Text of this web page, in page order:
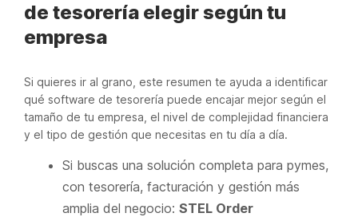
de tesorería elegir según tu
empresa
Si quieres ir al grano, este resumen te ayuda a identificar
qué software de tesorería puede encajar mejor según el
tamaño de tu empresa, el nivel de complejidad financiera
y el tipo de gestión que necesitas en tu día a día.
Si buscas una solución completa para pymes,
con tesorería, facturación y gestión más
amplia del negocio: STEL Order